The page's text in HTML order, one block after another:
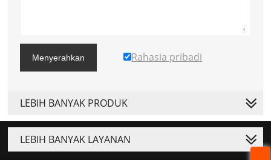
Menyerahkan Rahasia pribadi
LEBIH BANYAK PRODUK
LEBIH BANYAK LAYANAN